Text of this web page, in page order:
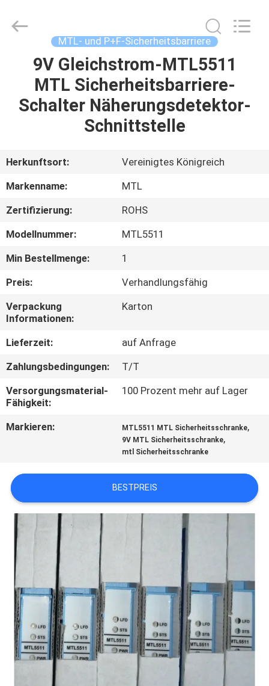
HAUSE
PRODUKTE
ÜBER
UNS
WERKSBESICHTIGUNG
QUALITÄTSKONTROLLE
KONTAKT
MIT
UNS
NEUIGKEITEN
BITTE UM
EIN
SITEMAP
DATENSCHUTZRICHTLINIE
MTL- und P+F-Sicherheitsbarriere
9V Gleichstrom-MTL5511
MTL Sicherheitsbarriere-
Schalter Näherungsdetektor-
Schnittstelle
Herkunftsort:
Vereinigtes Königreich
Markenname:
MTL
Zertifizierung:
ROHS
Modellnummer:
MTL5511
Min Bestellmenge:
1
Preis:
Verhandlungsfähig
Verpackung
Informationen:
Karton
Lieferzeit:
auf Anfrage
Zahlungsbedingungen:
T/T
Versorgungsmaterial-
Fähigkeit:
100 Prozent mehr auf Lager
Markieren: MTL5511 MTL Sicherheitsschranke,
9V MTL Sicherheitsschranke,
mtl Sicherheitsschranke
BESTPREIS